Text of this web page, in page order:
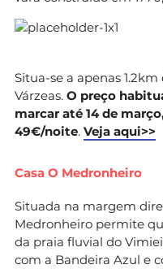
Situa-se a apenas
Várzeas. O preço
marcar até 14 de
49€/noite. Veja aqui>>
Casa O Medronheiro
Situada na margem
Medronheiro permite
da praia fluvial do
com a Bandeira Azul e